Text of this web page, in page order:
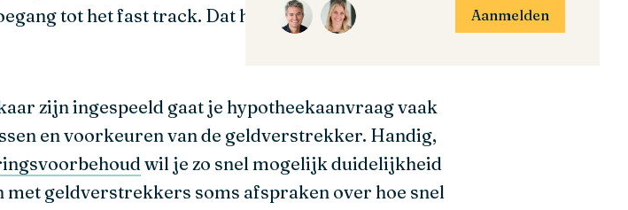
Aanmelden
tot het fast track. Dat heeft diverse voordelen:
zijn ingespeeld gaat je hypotheekaanvraag vaak
en voorkeuren van de geldverstrekker. Handig,
wil je zo snel mogelijk duidelijkheid
geldverstrekkers soms afspraken over hoe snel